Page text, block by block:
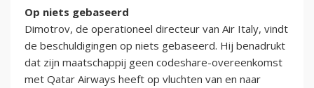
Op niets gebaseerd
Dimotrov, de operationeel directeur van Air Italy, vindt
de beschuldigingen op niets gebaseerd. Hij benadrukt
dat zijn maatschappij geen codeshare-overeenkomst
met Qatar Airways heeft op vluchten van en naar